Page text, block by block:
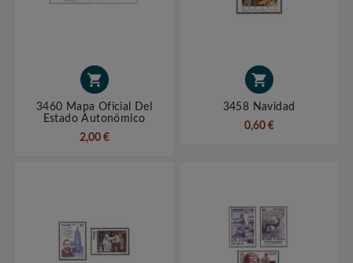

3460 Mapa Oficial Del
Estado Autonómico
2,00 €

3458 Navidad
0,60 €